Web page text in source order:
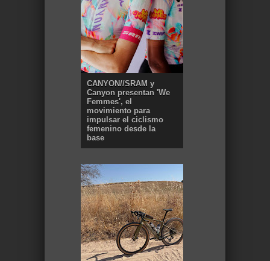
CANYON//SRAM y
Canyon presentan 'We
Femmes', el
movimiento para
impulsar el ciclismo
femenino desde la
base